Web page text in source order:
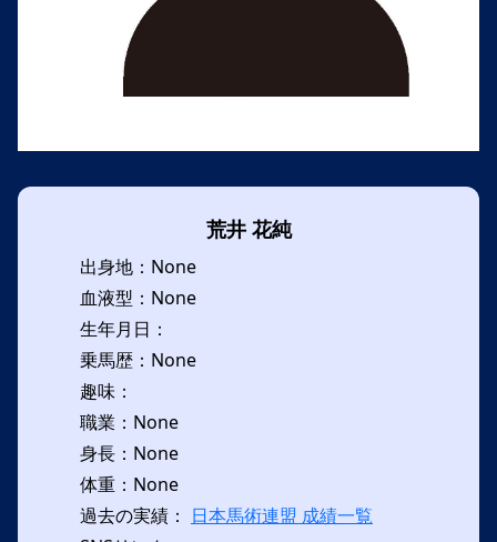
荒井 花純
出身地：None
血液型：None
生年月日：
乗馬歴：None
趣味：
職業：None
身長：None
体重：None
過去の実績： 日本馬術連盟 成績一覧